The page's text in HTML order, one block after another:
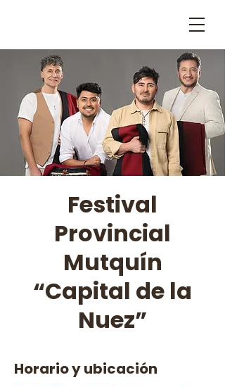
Festival
Provincial
Mutquín
“Capital de la
Nuez”
Horario y ubicación